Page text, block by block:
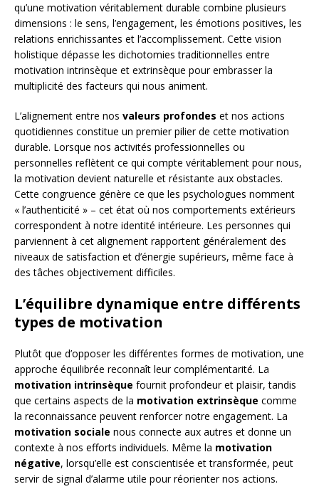
qu’une motivation véritablement durable combine plusieurs
dimensions : le sens, l’engagement, les émotions positives, les
relations enrichissantes et l’accomplissement. Cette vision
holistique dépasse les dichotomies traditionnelles entre
motivation intrinsèque et extrinsèque pour embrasser la
multiplicité des facteurs qui nous animent.
L’alignement entre nos valeurs profondes et nos actions
quotidiennes constitue un premier pilier de cette motivation
durable. Lorsque nos activités professionnelles ou
personnelles reflètent ce qui compte véritablement pour nous,
la motivation devient naturelle et résistante aux obstacles.
Cette congruence génère ce que les psychologues nomment
« l’authenticité » – cet état où nos comportements extérieurs
correspondent à notre identité intérieure. Les personnes qui
parviennent à cet alignement rapportent généralement des
niveaux de satisfaction et d’énergie supérieurs, même face à
des tâches objectivement difficiles.
L’équilibre dynamique entre différents
types de motivation
Plutôt que d’opposer les différentes formes de motivation, une
approche équilibrée reconnaît leur complémentarité. La
motivation intrinsèque fournit profondeur et plaisir, tandis
que certains aspects de la motivation extrinsèque comme
la reconnaissance peuvent renforcer notre engagement. La
motivation sociale nous connecte aux autres et donne un
contexte à nos efforts individuels. Même la motivation
négative, lorsqu’elle est conscientisée et transformée, peut
servir de signal d’alarme utile pour réorienter nos actions.